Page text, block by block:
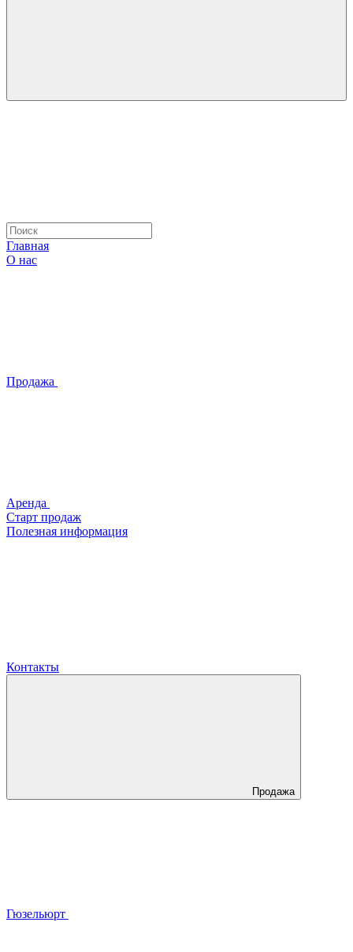
Главная
О нас
Продажа
Аренда
Старт продаж
Полезная информация
Контакты
Продажа
Гюзельюрт